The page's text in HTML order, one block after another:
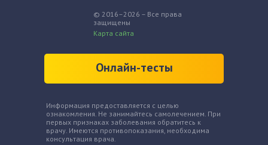
© 2016–2026 – Все права
защищены
Карта сайта
Онлайн-тесты
Информация предоставляется с целью
ознакомления. Не занимайтесь самолечением. При
первых признаках заболевания обратитесь к
врачу. Имеются противопоказания, необходима
консультация врача.